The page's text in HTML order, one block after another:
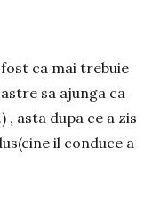
ca mai trebuie
sa ajunga ca
, asta dupa ce a zis
il conduce a